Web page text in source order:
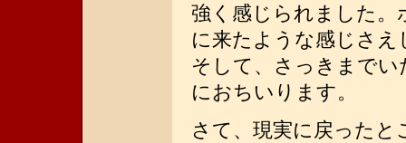
強く感じられました。
に来たような感じさえ
そして、さっきまで
におちいります。
さて、現実に戻った